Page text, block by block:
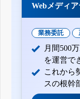
Webメディ
業務委託
月間500
を運営で
これから
スの根幹